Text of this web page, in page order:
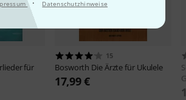
· Datenschutzhinweise
für
15
Bosworth Die Ärzte für Ukulele
17,99 €